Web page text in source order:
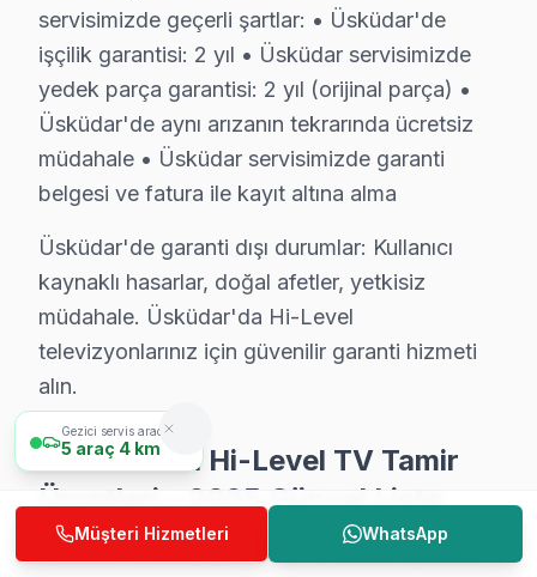
• Üsküdar'de ekspres servis: 4 saat içinde müdahale
• Teknisyen yolda iken anlık konum bildirimi
• Üsküdar parça temin süresi: aynı gün (stokta
• Üsküdar'de iş yerine özel mesai saati dışı servis
• Servis tamamlandığında e-posta/SMS bildirimi
Üsküdar'de Mahalle Hi-Level Servis Hizmeti
Hi-Level televizyon paneli arıza servisimiz
Ferah, Güzeltepe, İcadiye, Kandilli, Kısıklı,
Mehmet Akif Ersoy, Mimar Sinan, Muratreis,
Acıbadem, Ahmediye, Altunizade, Aziz Mahmut
Üsküdar Hi-Level TV Teknik Destek
Üsküdar'de Hi-Level televizyon ünitesi sahiplerine
servisimizde geçerli şartlar: • Üsküdar'de
işçilik garantisi: 2 yıl • Üsküdar servisimizde
yedek parça garantisi: 2 yıl (orijinal parça) •
Üsküdar'de aynı arızanın tekrarında ücretsiz
müdahale • Üsküdar servisimizde garanti
belgesi ve fatura ile kayıt altına alma
Üsküdar'de garanti dışı durumlar: Kullanıcı
kaynaklı hasarlar, doğal afetler, yetkisiz
müdahale. Üsküdar'da Hi-Level
televizyonlarınız için güvenilir garanti hizmeti
alın.
Üsküdar'da Hi-Level TV Tamir
Ücretleri – 2025 Güncel Liste
Üsküdar'da Hi-Level akıllı TV servis fiyatları,
Gezici servis aracımız
5 araç 4 km
Müşteri Hizmetleri WhatsApp